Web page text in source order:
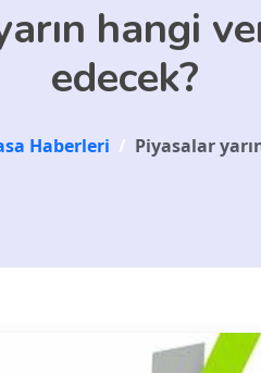
hangi
edecek?
Haberleri / Piyasalar